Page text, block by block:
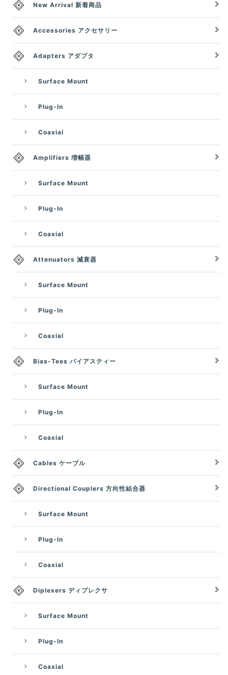
New Arrival 新着商品
Accessories アクセサリー
Adapters アダプタ
Surface Mount
Plug-In
Coaxial
Amplifiers 増幅器
Surface Mount
Plug-In
Coaxial
Attenuators 減衰器
Surface Mount
Plug-In
Coaxial
Bias-Tees バイアスティー
Surface Mount
Plug-In
Coaxial
Cables ケーブル
Directional Couplers 方向性結合器
Surface Mount
Plug-In
Coaxial
Diplexers ディプレクサ
Surface Mount
Plug-In
Coaxial